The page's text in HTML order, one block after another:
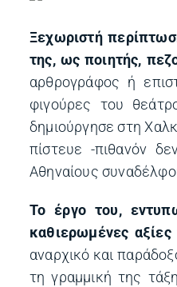
Ξεχωριστή
της, ως ποιητής,
αρθρογράφος ή
φιγούρες του
δημιούργησε στη
πίστευε -πιθανόν
Aθηναίους
Το έργο του,
καθιερωμένες
αναρχικό και
τη γραμμική της